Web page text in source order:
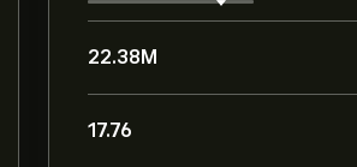
22.38M
17.76